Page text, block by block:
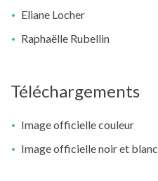
Eliane Locher
Raphaëlle Rubellin
Téléchargements
Image officielle couleur
Image officielle noir et blanc